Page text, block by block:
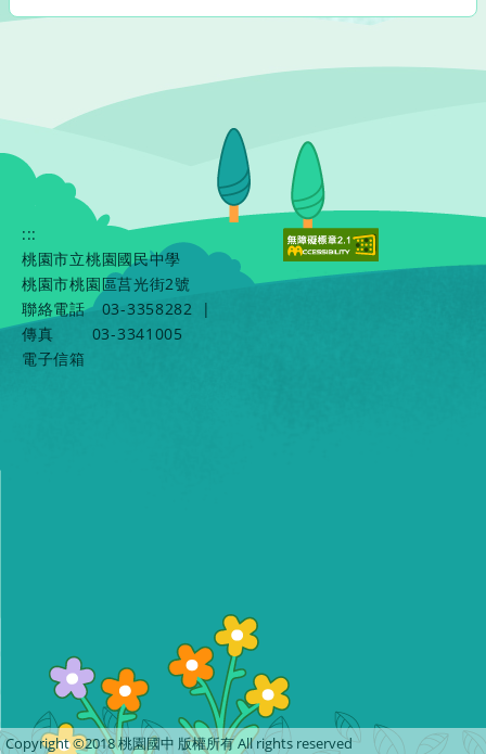
:::
桃園市立桃園國民中學
桃園市桃園區莒光街2號
聯絡電話
03-3358282
|
傳真
03-3341005
電子信箱
Copyright ©2018 桃園國中 版權所有 All rights reserved